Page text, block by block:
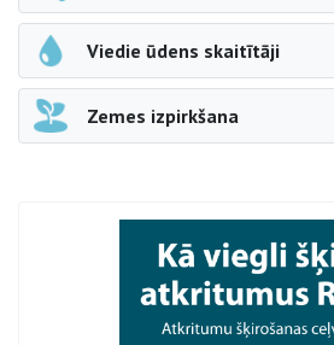
Viedie ūdens skaitītāji
Zemes izpirkšana